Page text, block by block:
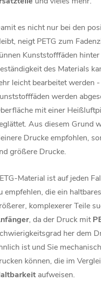
es nicht nur bei den
neigt PETG zum
Kunststofffäden
des Materials
leicht bearbeitet werden
werden
mit einer
Aus diesem Grund
Drucke empfohlen,
größere Drucke.
Material ist auf jeden
empfehlen, die ein
komplexerer Teile
, da der Druck mit
her dem
ist und Sie
können, die im
aufweisen.